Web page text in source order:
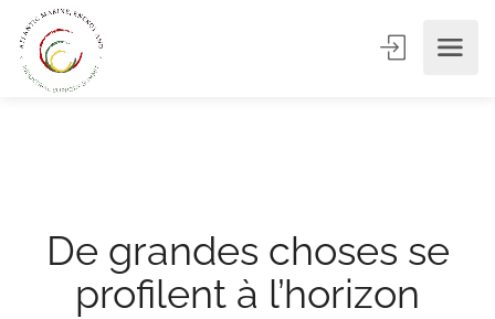
De grandes choses se
profilent à l’horizon